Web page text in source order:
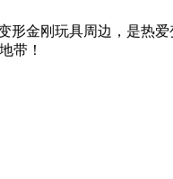
金刚玩具周边，是热
带！